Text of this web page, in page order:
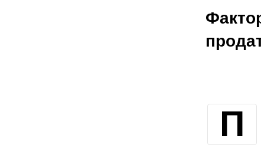
При выборе жилья покупатели обычно обращают внимание на цену,